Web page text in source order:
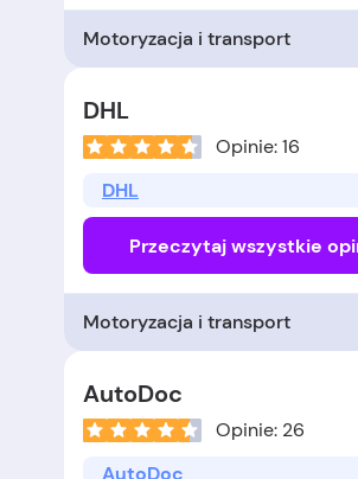
Motoryzacja i transport
DHL
Opinie: 16
DHL
Przeczytaj wszystkie
Motoryzacja i transport
AutoDoc
Opinie: 26